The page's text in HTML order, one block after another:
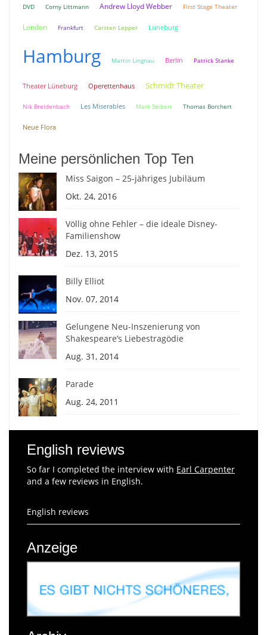
DVD Corny Littmann Andrew Lloyd Webber First Stage Theater
London Frankfurt Carsten Lepper Lüneburg
Hamburg Martin Lingnau Berlin Patrick Stanke
Theater Lüneburg Operettenhaus Schmidt Theater
Nik Breidenbach Les Miserables Mark Seibert Thomas Borchert
Neue Flora
Meine persönlichen Top Ten
Miss Saigon – 25-jähriges Jubiläum
Okt. 24, 2016
Völlig ohne Fehler – die ideale Disney-
Familienshow
Dez. 13, 2015
Billy Elliot
Nov. 07, 2014
Gelungene Neu-Inszenierung von
Shakespeare’s Liebestragödie
Aug. 31, 2014
Parade
Aug. 24, 2011
English reviews
So far I completed the interview with Earl Carpenter
and a few reviews in English.
English reviews
Anzeige